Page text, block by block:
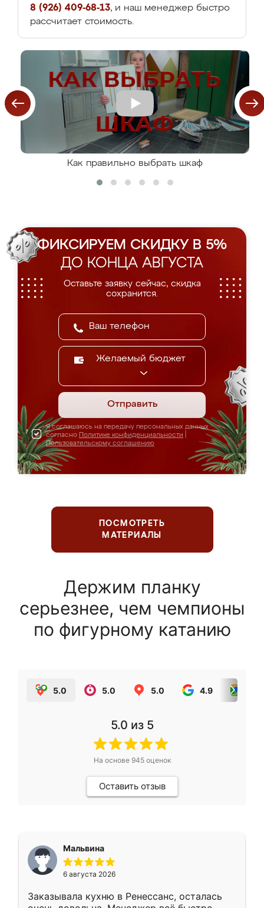
8 (926) 409-68-13, и наш менеджер быстро
рассчитает стоимость.
Как правильно выбрать шкаф
ФИКСИРУЕМ СКИДКУ В 5%
ДО КОНЦА АВГУСТА
Оставьте заявку сейчас, скидка
сохранится.
Желаемый бюджет
Отправить
Я соглашаюсь на передачу персональных данных
согласно Политике конфиденциальности
Пользовательскому соглашению
ПОСМОТРЕТЬ
МАТЕРИАЛЫ
Держим планку
серьезнее, чем чемпионы
по фигурному катанию
5.0 5.0 5.0 4.9
5.0 из 5
На основе 945оценок
Оставить отзыв
Мальвина
6 августа 2026
Заказывала кухню в Ренессанс, осталась